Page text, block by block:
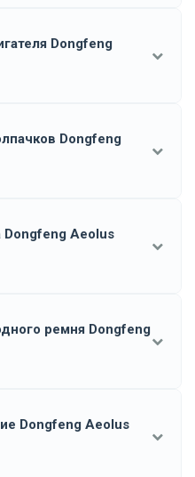
Dongfeng
Dongfeng
Dongfeng Aeolus
ремня Dongfeng
Dongfeng Aeolus